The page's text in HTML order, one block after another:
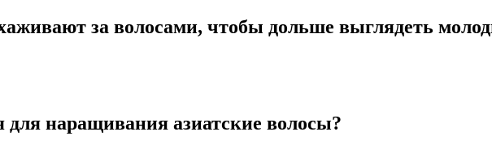
за волосами, чтобы дольше выглядеть
наращивания азиатские волосы?